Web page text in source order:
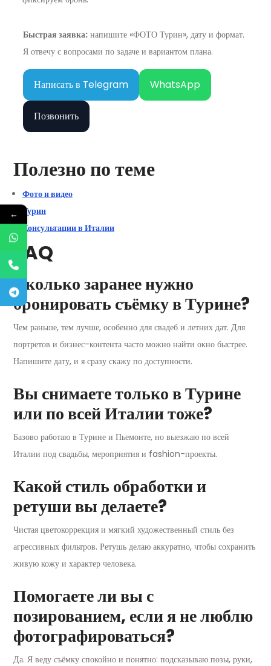
Быстрая заявка: напишите «ФОТО Турин», дату и формат.
Я отвечу с вопросами по задаче и вариантом плана.
Написать в Telegram WhatsApp
Позвонить
Полезно по теме
Фото и видео
Турин
Консультации в Италии
FAQ
Сколько заранее нужно
бронировать съёмку в Турине?
Чем раньше, тем лучше, особенно для свадеб и летних дат. Для
портретов и бизнес-контента часто можно найти окно быстрее.
Напишите дату, и я сразу скажу по доступности.
Вы снимаете только в Турине
или по всей Италии тоже?
Базово работаю в Турине и Пьемонте, но выезжаю по всей
Италии под свадьбы, мероприятия и fashion-проекты.
Какой стиль обработки и
ретуши вы делаете?
Чистая цветокоррекция и мягкий художественный стиль без
агрессивных фильтров. Ретушь делаю аккуратно, чтобы сохранить
живую кожу и характер человека.
Помогаете ли вы с
позированием, если я не люблю
фотографироваться?
Да. Я веду съёмку спокойно и понятно: подсказываю позы, руки,
←